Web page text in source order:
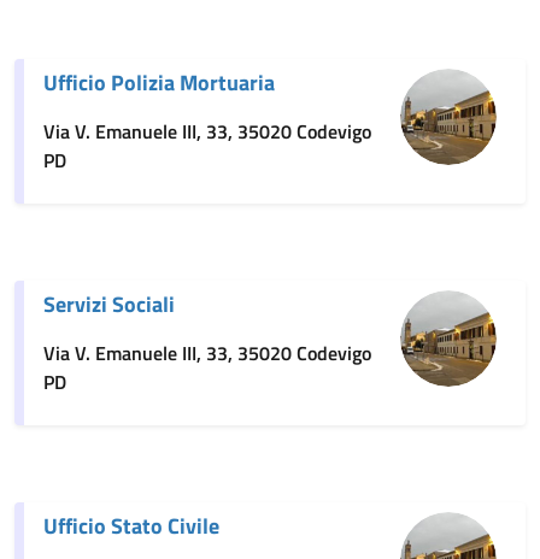
Ufficio Polizia Mortuaria
Via V. Emanuele III, 33, 35020 Codevigo
PD
Servizi Sociali
Via V. Emanuele III, 33, 35020 Codevigo
PD
Ufficio Stato Civile